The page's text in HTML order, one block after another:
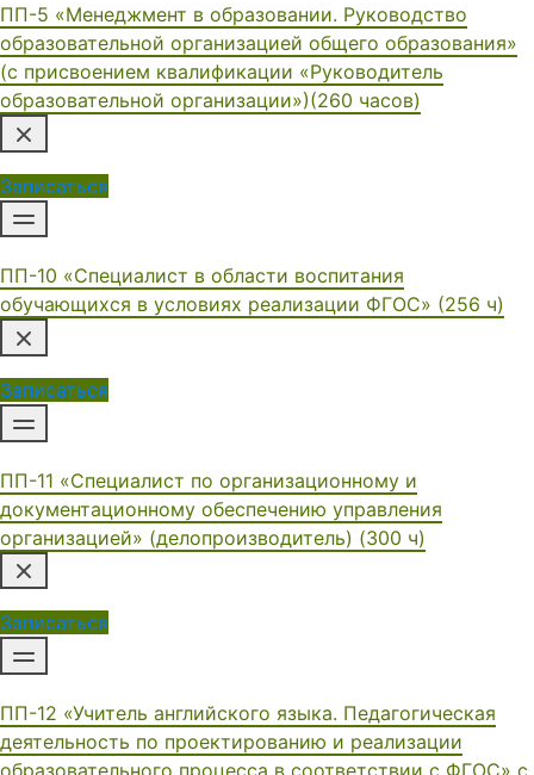
ПП-5 «Менеджмент в образовании. Руководство
образовательной организацией общего образования»
(с присвоением квалификации «Руководитель
образовательной организации»)(260 часов)
Записаться
ПП-10 «Специалист в области воспитания
обучающихся в условиях реализации ФГОС» (256 ч)
Записаться
ПП-11 «Специалист по организационному и
документационному обеспечению управления
организацией» (делопроизводитель) (300 ч)
Записаться
ПП-12 «Учитель английского языка. Педагогическая
деятельность по проектированию и реализации
образовательного процесса в соответствии с ФГОС» с